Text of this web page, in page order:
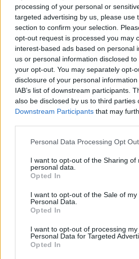
processing of your personal or
targeted advertising by us, please use
section to confirm your selection.
opt-out request is processed you may
interest-based ads based on personal
us or personal information disclosed
your opt-out. You may separately opt-
disclosure of your personal
IAB’s list of downstream participants.
also be disclosed by us to third parties
Downstream Participants that may
Personal Data Processing Opt
I want to opt-out of the Sharing of
personal data.
Opted In
I want to opt-out of the Sale of my
Personal Data.
Opted In
I want to opt-out of processing my
Personal Data for Targeted
Opted In
Kultura
Fesťáczek Presents
Lesního divadla
divadlo i tvořivé dílny